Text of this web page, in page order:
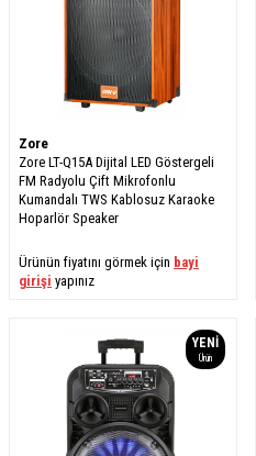
Zore
Zore LT-Q15A Dijital LED Göstergeli
FM Radyolu Çift Mikrofonlu
Kumandalı TWS Kablosuz Karaoke
Hoparlör Speaker
Ürünün fiyatını görmek için bayi
girişi yapınız
YENI
Ürün